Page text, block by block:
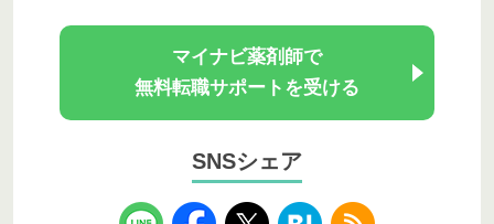
マイナビ薬剤師で
無料転職サポートを受ける
SNSシェア